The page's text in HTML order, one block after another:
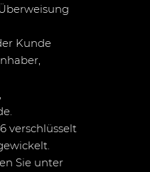
Kunde
verschlüsselt
Sie unter